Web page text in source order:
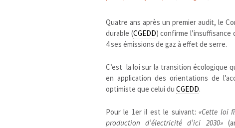
Quatre ans après un premier audit, le
durable (CGEDD) confirme
4 ses émissions de gaz à effet de serre.
C’est la loi sur la transition
en application des orientations de
optimiste que celui du CGEDD.
Pour le 1er il est le suivant:«Cette loi
production d’électricité d’ici 2030»